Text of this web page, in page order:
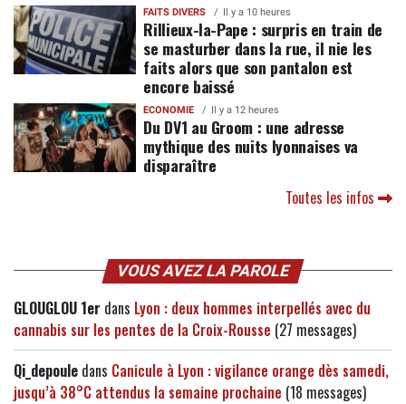
FAITS DIVERS Il y a 10 heures
Rillieux-la-Pape : surpris en train de
se masturber dans la rue, il nie les
faits alors que son pantalon est
encore baissé
ECONOMIE Il y a 12 heures
Du DV1 au Groom : une adresse
mythique des nuits lyonnaises va
disparaître
Toutes les infos
VOUS AVEZ LA PAROLE
GLOUGLOU 1er dans Lyon : deux hommes interpellés avec du
cannabis sur les pentes de la Croix-Rousse (27 messages)
Qi_depoule dans Canicule à Lyon : vigilance orange dès samedi,
jusqu’à 38°C attendus la semaine prochaine (18 messages)